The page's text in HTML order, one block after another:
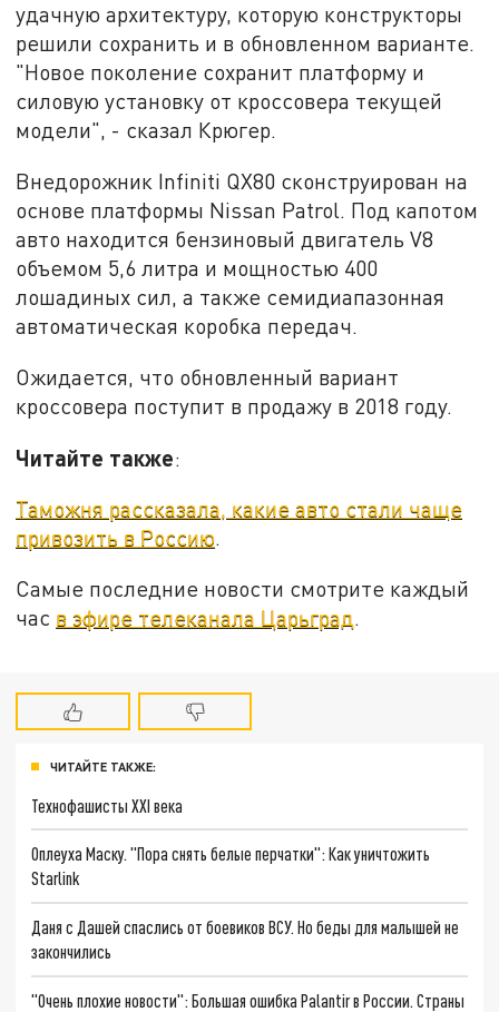
удачную архитектуру, которую конструкторы
решили сохранить и в обновленном варианте.
"Новое поколение сохранит платформу и
силовую установку от кроссовера текущей
модели", - сказал Крюгер.
Внедорожник Infiniti QX80 сконструирован на
основе платформы Nissan Patrol. Под капотом
авто находится бензиновый двигатель V8
объемом 5,6 литра и мощностью 400
лошадиных сил, а также семидиапазонная
автоматическая коробка передач.
Ожидается, что обновленный вариант
кроссовера поступит в продажу в 2018 году.
Читайте также:
Таможня рассказала, какие авто стали чаще
привозить в Россию.
Самые последние новости смотрите каждый
час в эфире телеканала Царьград.
ЧИТАЙТЕ ТАКЖЕ:
Технофашисты XXI века
Оплеуха Маску. "Пора снять белые перчатки": Как уничтожить
Starlink
Даня с Дашей спаслись от боевиков ВСУ. Но беды для малышей не
закончились
"Очень плохие новости": Большая ошибка Palantir в России. Страны